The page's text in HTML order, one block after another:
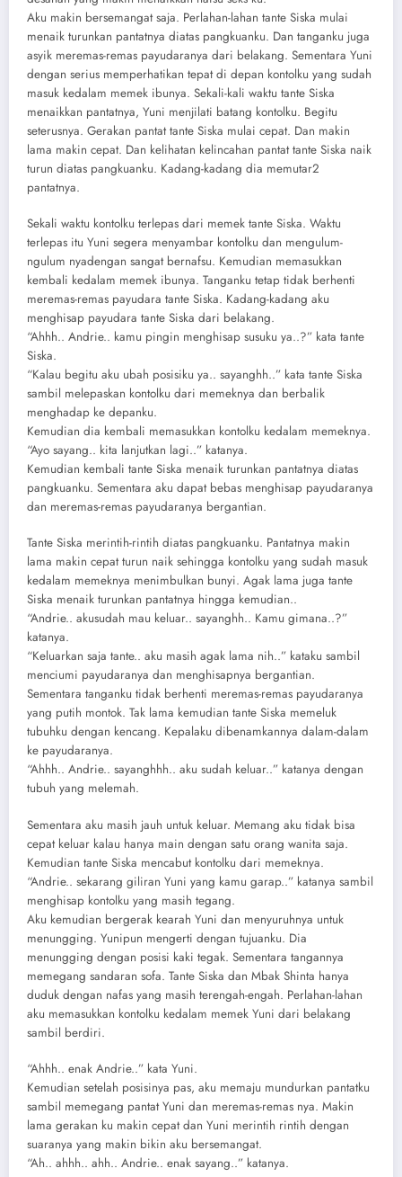
Aku makin bersemangat saja. Perlahan-lahan tante Siska mulai
menaik turunkan pantatnya diatas pangkuanku. Dan tanganku juga
asyik meremas-remas payudaranya dari belakang. Sementara Yuni
dengan serius memperhatikan tepat di depan kontolku yang sudah
masuk kedalam memek ibunya. Sekali-kali waktu tante Siska
menaikkan pantatnya, Yuni menjilati batang kontolku. Begitu
seterusnya. Gerakan pantat tante Siska mulai cepat. Dan makin
lama makin cepat. Dan kelihatan kelincahan pantat tante Siska naik
turun diatas pangkuanku. Kadang-kadang dia memutar2
pantatnya.
Sekali waktu kontolku terlepas dari memek tante Siska. Waktu
terlepas itu Yuni segera menyambar kontolku dan mengulum-
ngulum nyadengan sangat bernafsu. Kemudian memasukkan
kembali kedalam memek ibunya. Tanganku tetap tidak berhenti
meremas-remas payudara tante Siska. Kadang-kadang aku
menghisap payudara tante Siska dari belakang.
“Ahhh.. Andrie.. kamu pingin menghisap susuku ya..?” kata tante
Siska.
“Kalau begitu aku ubah posisiku ya.. sayanghh..” kata tante Siska
sambil melepaskan kontolku dari memeknya dan berbalik
menghadap ke depanku.
Kemudian dia kembali memasukkan kontolku kedalam memeknya.
“Ayo sayang.. kita lanjutkan lagi..” katanya.
Kemudian kembali tante Siska menaik turunkan pantatnya diatas
pangkuanku. Sementara aku dapat bebas menghisap payudaranya
dan meremas-remas payudaranya bergantian.
Tante Siska merintih-rintih diatas pangkuanku. Pantatnya makin
lama makin cepat turun naik sehingga kontolku yang sudah masuk
kedalam memeknya menimbulkan bunyi. Agak lama juga tante
Siska menaik turunkan pantatnya hingga kemudian..
“Andrie.. akusudah mau keluar.. sayanghh.. Kamu gimana..?”
katanya.
“Keluarkan saja tante.. aku masih agak lama nih..” kataku sambil
menciumi payudaranya dan menghisapnya bergantian.
Sementara tanganku tidak berhenti meremas-remas payudaranya
yang putih montok. Tak lama kemudian tante Siska memeluk
tubuhku dengan kencang. Kepalaku dibenamkannya dalam-dalam
ke payudaranya.
“Ahhh.. Andrie.. sayanghhh.. aku sudah keluar..” katanya dengan
tubuh yang melemah.
Sementara aku masih jauh untuk keluar. Memang aku tidak bisa
cepat keluar kalau hanya main dengan satu orang wanita saja.
Kemudian tante Siska mencabut kontolku dari memeknya.
“Andrie.. sekarang giliran Yuni yang kamu garap..” katanya sambil
menghisap kontolku yang masih tegang.
Aku kemudian bergerak kearah Yuni dan menyuruhnya untuk
menungging. Yunipun mengerti dengan tujuanku. Dia
menungging dengan posisi kaki tegak. Sementara tangannya
memegang sandaran sofa. Tante Siska dan Mbak Shinta hanya
duduk dengan nafas yang masih terengah-engah. Perlahan-lahan
aku memasukkan kontolku kedalam memek Yuni dari belakang
sambil berdiri.
“Ahhh.. enak Andrie..” kata Yuni.
Kemudian setelah posisinya pas, aku memaju mundurkan pantatku
sambil memegang pantat Yuni dan meremas-remas nya. Makin
lama gerakan ku makin cepat dan Yuni merintih rintih dengan
suaranya yang makin bikin aku bersemangat.
“Ah.. ahhh.. ahh.. Andrie.. enak sayang..” katanya.